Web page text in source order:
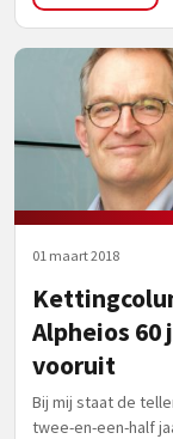
01 maart 2018
Alpheios 60
vooruit
Bij mij staat de
twee-en-een-half